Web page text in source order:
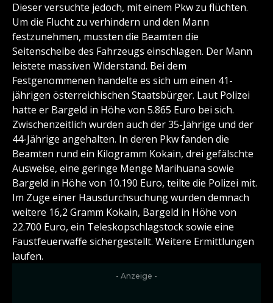
Dieser versuchte jedoch, mit einem Pkw zu flüchten.
Um die Flucht zu verhindern und den Mann
festzunehmen, mussten die Beamten die
Seitenscheibe des Fahrzeugs einschlagen. Der Mann
leistete massiven Widerstand. Bei dem
Festgenommenen handelte es sich um einen 41-
jährigen österreichischen Staatsbürger. Laut Polizei
hatte er Bargeld in Höhe von 5.865 Euro bei sich.
Zwischenzeitlich wurden auch der 35-Jährige und der
44-Jährige angehalten. In deren Pkw fanden die
Beamten rund ein Kilogramm Kokain, drei gefälschte
Ausweise, eine geringe Menge Marihuana sowie
Bargeld in Höhe von 10.190 Euro, teilte die Polizei mit.
Im Zuge einer Hausdurchsuchung wurden demnach
weitere 16,2 Gramm Kokain, Bargeld in Höhe von
22.700 Euro, ein Teleskopschlagstock sowie eine
Faustfeuerwaffe sichergestellt. Weitere Ermittlungen
laufen.
- Anzeige -